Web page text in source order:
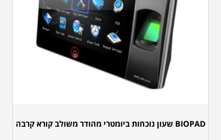
BIOPAD שעון נוכחות ביומטרי מהודר משולב קורא קרבה